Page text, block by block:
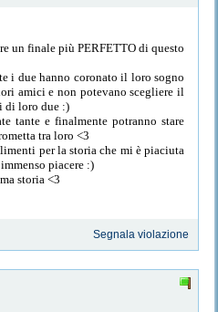
un finale più PERFETTO di questo
i due hanno coronato il loro sogno
amici e non potevano scegliere il
di loro due :)
tante e finalmente potranno stare
tra loro <3
per la storia che mi è piaciuta
piacere :)
storia <3
Segnala violazione